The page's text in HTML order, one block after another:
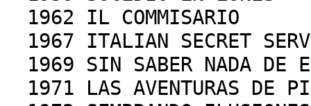
1962 IL COMMISARIO
1967 ITALIAN SECRET
1969 SIN SABER NADA DE
1971 LAS AVENTURAS DE